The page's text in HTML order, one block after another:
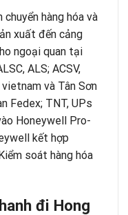
hàng hóa và
xuất đến cảng
ngoại quan tại
ALS; ACSV,
và Tân Sơn
Fedex; TNT, UPs
Honeywell Pro-
kết hợp
soát hàng hóa
đi Hong